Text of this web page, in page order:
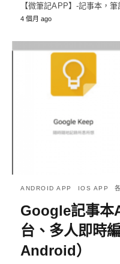
【微筆記APP】-記事本，
4 個月 ago
ANDROID APP IOS APP
Google記事本
台、多人即時
Android）